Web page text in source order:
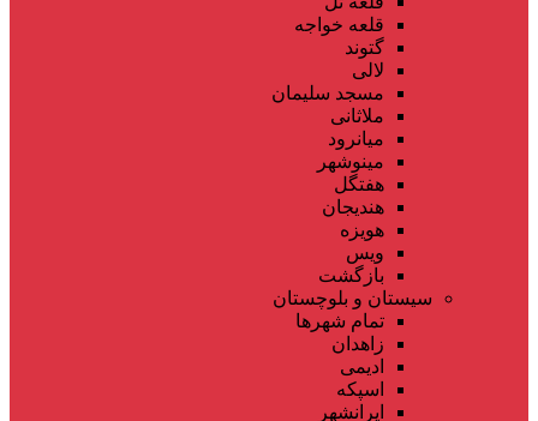
قلعه خواجه
گتوند
لالی
مسجد سلیمان
ملاثانی
میانرود
مینوشهر
هفتگل
هندیجان
هویزه
ویس
بازگشت
سیستان و بلوچستان
تمام شهر‌ها
زاهدان
ادیمی
اسپکه
ایرانشهر